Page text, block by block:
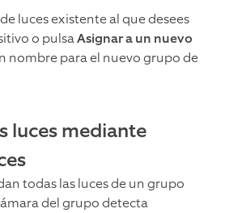
luces existente al que desees
o pulsaAsignar a un nuevo
nombre para el nuevo grupo de
luces mediante
todas las luces de un grupo
del grupo detecta